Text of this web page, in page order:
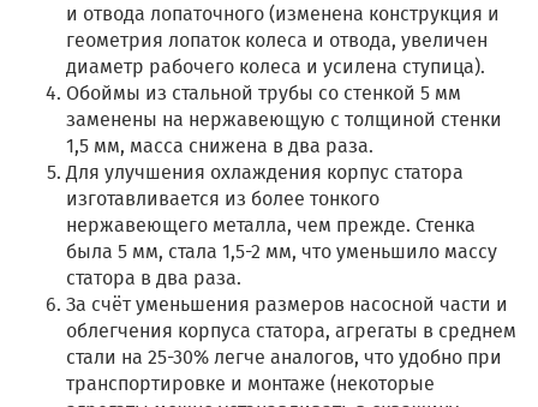
и отвода лопаточного (изменена конструкция и
геометрия лопаток колеса и отвода, увеличен
диаметр рабочего колеса и усилена ступица).
Обоймы из стальной трубы со стенкой 5 мм
заменены на нержавеющую с толщиной стенки
1,5 мм, масса снижена в два раза.
Для улучшения охлаждения корпус статора
изготавливается из более тонкого
нержавеющего металла, чем прежде. Стенка
была 5 мм, стала 1,5-2 мм, что уменьшило массу
статора в два раза.
За счёт уменьшения размеров насосной части и
облегчения корпуса статора, агрегаты в среднем
стали на 25-30% легче аналогов, что удобно при
транспортировке и монтаже (некоторые